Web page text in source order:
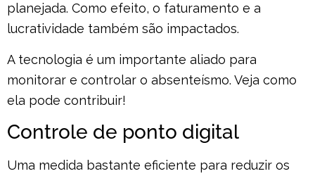
planejada. Como efeito, o faturamento e a
lucratividade também são impactados.
A tecnologia é um importante aliado para
monitorar e controlar o absenteísmo. Veja como
ela pode contribuir!
Controle de ponto digital
Uma medida bastante eficiente para reduzir os